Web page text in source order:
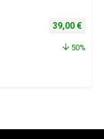
Izvorna
39,00 €
50%